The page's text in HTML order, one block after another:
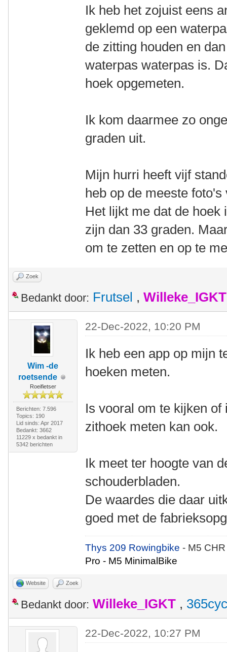
Ik heb het zojuist eens
geklemd op een
de zitting houden en
waterpas waterpas is.
hoek opgemeten.
Ik kom daarmee zo
graden uit.
Mijn hurri heeft vijf
heb op de meeste
Het lijkt me dat de hoek
zijn dan 33 graden.
om te zetten en op te
Zoek
Bedankt door: Frutsel , Willeke_IGKT
Wim -de
roetsende
Roeifietser
Berichten: 7.596
Topics: 190
Lid sinds: Apr 2017
Bedankt: 3662
11229 x bedankt in
5342 berichten
22-Dec-2022, 10:20 PM
Ik heb een app op mijn
hoeken meten.
Is vooral om te kijken
zithoek meten kan ook.
Ik meet ter hoogte van
schouderbladen.
De waardes die daar
goed met de
Thys 209 Rowingbike- M5
Pro - M5 MinimalBike
Website Zoek
Bedankt door: Willeke_IGKT ,
22-Dec-2022, 10:27 PM